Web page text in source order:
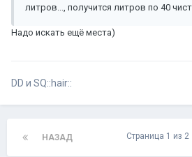
литров..., получится литров по 40
Надо искать ещё места)
DD и SQ::hair::
НАЗАД Страница 1 из 2